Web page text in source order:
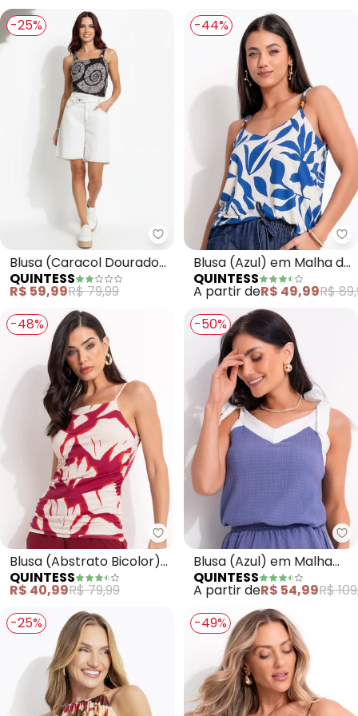
-25%
Quintess - Blusa (Caracol
Blusa (Caracol Dourado)
em Malha Fria
QUINTESS
R$ 59,99R$ 79,99
-44%
Blusa (Azul) em Malha de
Viscose
QUINTESS
A partir deR$ 49,99R$
-48%
Quintess - Blusa (Abstrato
Blusa (Abstrato Bicolor)
em Malha de Viscose
QUINTESS
R$ 40,99R$ 79,99
-50%
Blusa (Azul) em Malha
Texturizada
QUINTESS
A partir deR$ 54,99R$
-25%
-49%